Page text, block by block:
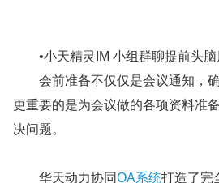
•小天精灵IM 小组群聊提前头脑
会前准备不仅仅是会议通知，确
更重要的是为会议做的各项资料准
决问题。
华天动力协同OA系统打造了完